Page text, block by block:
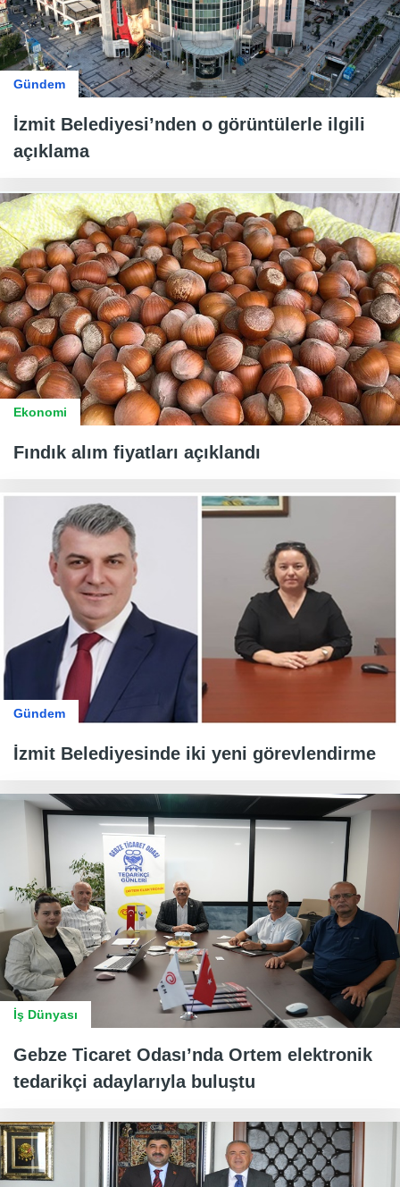
Gündem
İzmit Belediyesi’nden o görüntülerle ilgili
açıklama
Ekonomi
Fındık alım fiyatları açıklandı
Gündem
İzmit Belediyesinde iki yeni görevlendirme
İş Dünyası
Gebze Ticaret Odası’nda Ortem elektronik
tedarikçi adaylarıyla buluştu